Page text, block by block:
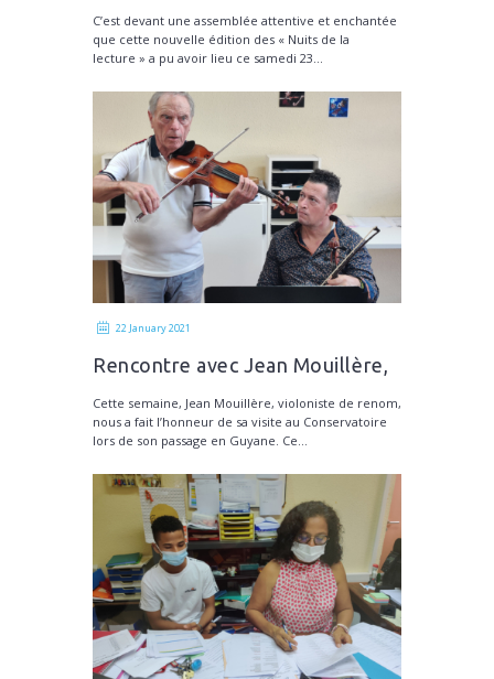
C’est devant une assemblée attentive et enchantée
que cette nouvelle édition des « Nuits de la
lecture » a pu avoir lieu ce samedi 23...
22 January 2021
Rencontre avec Jean Mouillère,
Cette semaine, Jean Mouillère, violoniste de renom,
nous a fait l’honneur de sa visite au Conservatoire
lors de son passage en Guyane. Ce...